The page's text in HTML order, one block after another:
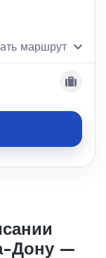
маршрут
Дону —